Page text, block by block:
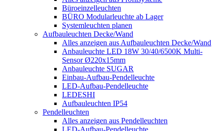
Büroeinzelleuchten
BÜRO Modularleuchte ab Lager
Systemleuchten planen
Aufbauleuchten Decke/Wand
Alles anzeigen aus Aufbauleuchten Decke/Wand
Anbauleuchte LED 18W 30/40/6500K Multi-
Sensor Ø220x15mm
Anbauleuchte SUGAR
Einbau-Aufbau-Pendelleuchte
LED-Aufbau-Pendelleuchte
LEDESHI
Aufbauleuchten IP54
Pendelleuchten
Alles anzeigen aus Pendelleuchten
LED-Aufbau-Pendelleuchte